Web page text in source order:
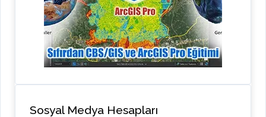
Sosyal Medya Hesapları